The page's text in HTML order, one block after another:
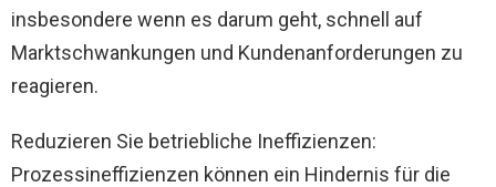
insbesondere wenn es darum geht, schnell auf
Marktschwankungen und Kundenanforderungen zu
reagieren.
Reduzieren Sie betriebliche Ineffizienzen:
Prozessineffizienzen können ein Hindernis für die